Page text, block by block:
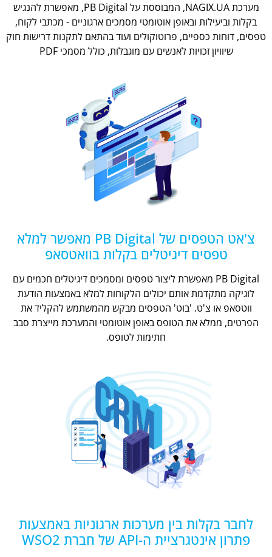
מערכת NAGIX.UA, המבוססת על PB Digital, מאפשרת להנגיש
בקלות וביעילות ובאופן אוטומטי מסמכים ארגוניים - מכתבי לקוח,
טפסים, דוחות כספיים, פרוטוקולים ועוד בהתאם לתקנות דרישות חוק
שיוויון זכויות לאנשים עם מוגבלות, כולל מסמכי PDF
צ'אט הטפסים של PB Digital מאפשר למלא
טפסים דיגיטלים בקלות בוואטסאפ
PB Digital מאפשרת ליצור טפסים ומסמכים דיגיטלים חכמים עם
לוגיקה מתקדמת אותם יכולים הלקוחות למלא באמצעות הודעת
ווטסאפ או צ'ט. 'בוט' הטפסים מבקש מהמשתמש להקליד את
הפרטים, ממלא את הטופס באופן אוטומטי והמערכת מייצרת סבב
חתימות לטופס.
לחבר בקלות בין מערכות ארגוניות באמצעות
פתרון אינטגרציית ה-API של חברת WSO2